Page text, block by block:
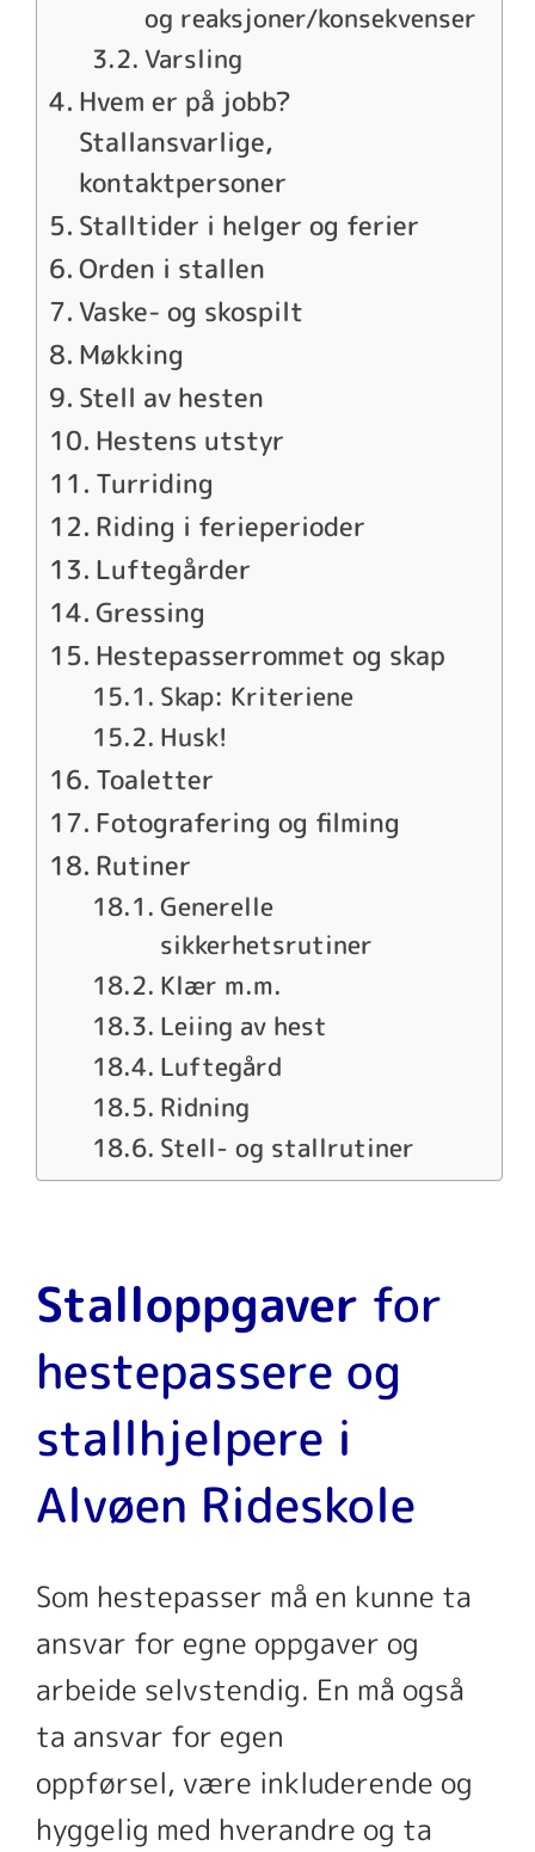
og reaksjoner/konsekvenser
Varsling
Hvem er på jobb?
Stallansvarlige,
kontaktpersoner
Stalltider i helger og ferier
Orden i stallen
Vaske- og skospilt
Møkking
Stell av hesten
Hestens utstyr
Turriding
Riding i ferieperioder
Luftegårder
Gressing
Hestepasserrommet og skap
Skap: Kriteriene
Husk!
Toaletter
Fotografering og filming
Rutiner
Generelle
sikkerhetsrutiner
Klær m.m.
Leiing av hest
Luftegård
Ridning
Stell- og stallrutiner
Stalloppgaver for
hestepassere og
stallhjelpere i
Alvøen Rideskole
Som hestepasser må en kunne ta
ansvar for egne oppgaver og
arbeide selvstendig. En må også
ta ansvar for egen
oppførsel, være inkluderende og
hyggelig med hverandre og ta